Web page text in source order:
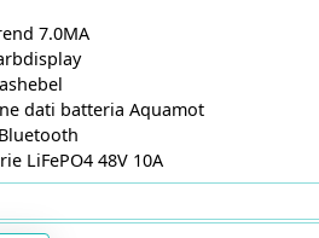
7.0MA
dati batteria Aquamot
LiFePO4 48V 10A